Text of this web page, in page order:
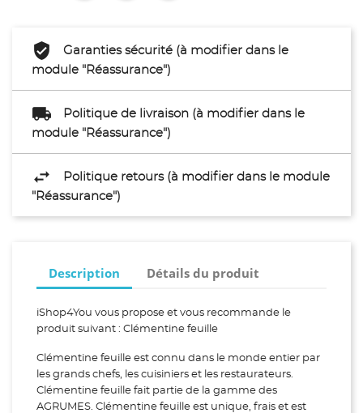
Garanties sécurité (à modifier dans le
module "Réassurance")
Politique de livraison (à modifier dans le
module "Réassurance")
Politique retours (à modifier dans le module
"Réassurance")
Description Détails du produit
iShop4You vous propose et vous recommande le
produit suivant : Clémentine feuille
Clémentine feuille est connu dans le monde entier par
les grands chefs, les cuisiniers et les restaurateurs.
Clémentine feuille fait partie de la gamme des
AGRUMES. Clémentine feuille est unique, frais et est